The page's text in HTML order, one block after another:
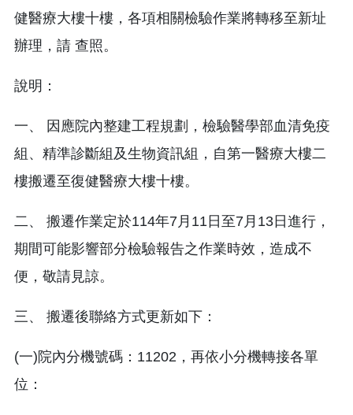
健醫療大樓十樓，各項相關檢驗作業將轉移至新址
辦理，請 查照。
說明：
一、 因應院內整建工程規劃，檢驗醫學部血清免疫
組、精準診斷組及生物資訊組，自第一醫療大樓二
樓搬遷至復健醫療大樓十樓。
二、 搬遷作業定於114年7月11日至7月13日進行，
期間可能影響部分檢驗報告之作業時效，造成不
便，敬請見諒。
三、 搬遷後聯絡方式更新如下：
(一)院內分機號碼：11202，再依小分機轉接各單
位：